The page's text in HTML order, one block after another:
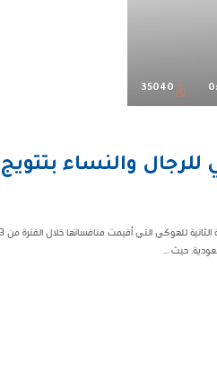
35040
للرجال والنساء
حيث ...